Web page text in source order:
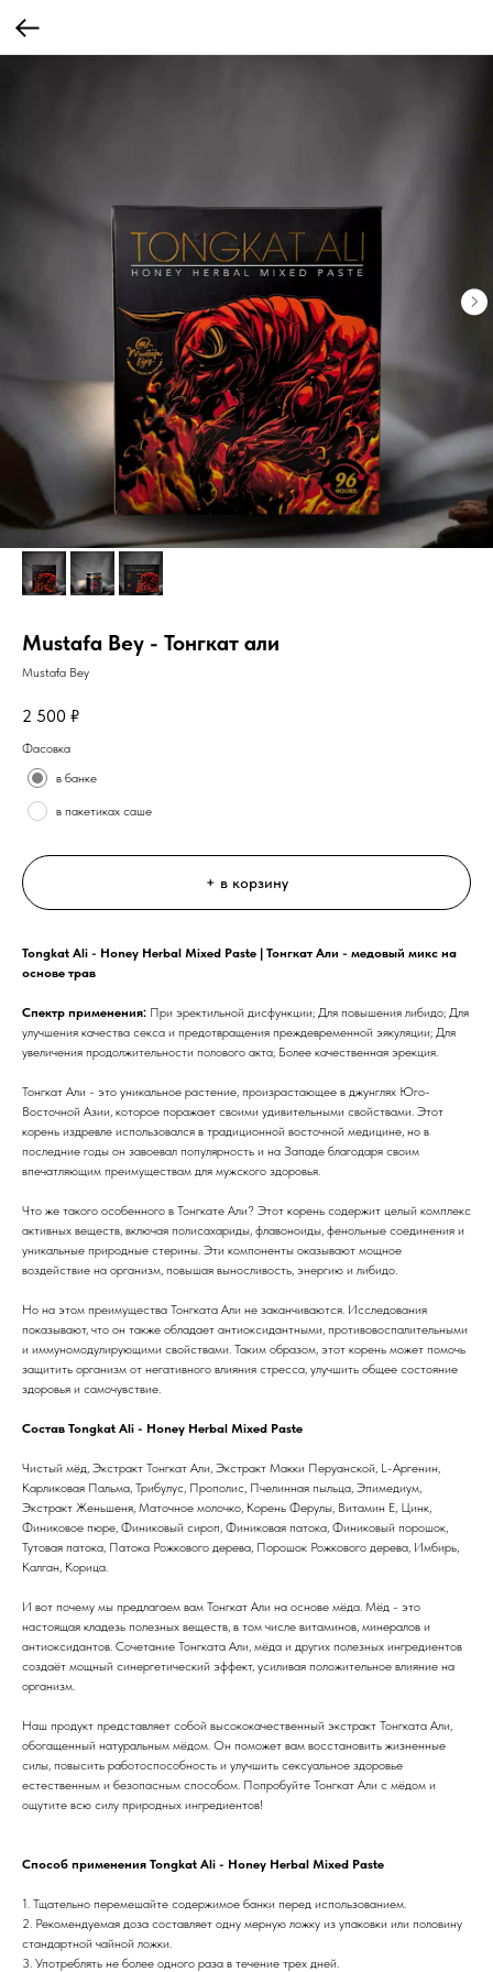
Mustafa Bey - Тонгкат али
Mustafa Bey
2 500 ₽
Фасовка
в банке
в пакетиках саше
+ в корзину
Tongkat Ali - Honey Herbal Mixed Paste | Тонгкат Али - медовый микс на
основе трав
Спектр применения: При эректильной дисфункции; Для повышения либидо; Для
улучшения качества секса и предотвращения преждевременной эякуляции; Для
увеличения продолжительности полового акта; Более качественная эрекция.
Тонгкат Али - это уникальное растение, произрастающее в джунглях Юго-
Восточной Азии, которое поражает своими удивительными свойствами. Этот
корень издревле использовался в традиционной восточной медицине, но в
последние годы он завоевал популярность и на Западе благодаря своим
впечатляющим преимуществам для мужского здоровья.
Что же такого особенного в Тонгкате Али? Этот корень содержит целый комплекс
активных веществ, включая полисахариды, флавоноиды, фенольные соединения и
уникальные природные стерины. Эти компоненты оказывают мощное
воздействие на организм, повышая выносливость, энергию и либидо.
Но на этом преимущества Тонгката Али не заканчиваются. Исследования
показывают, что он также обладает антиоксидантными, противовоспалительными
и иммуномодулирующими свойствами. Таким образом, этот корень может помочь
защитить организм от негативного влияния стресса, улучшить общее состояние
здоровья и самочувствие.
Состав Tongkat Ali - Honey Herbal Mixed Paste
Чистый мёд, Экстракт Тонгкат Али, Экстракт Макки Перуанской, L-Аргенин,
Карликовая Пальма, Трибулус, Прополис, Пчелинная пыльца, Эпимедиум,
Экстракт Женьшеня, Маточное молочко, Корень Ферулы, Витамин Е, Цинк,
Финиковое пюре, Финиковый сироп, Финиковая патока, Финиковый порошок,
Тутовая патока, Патока Рожкового дерева, Порошок Рожкового дерева, Имбирь,
Калган, Корица.
И вот почему мы предлагаем вам Тонгкат Али на основе мёда. Мёд - это
настоящая кладезь полезных веществ, в том числе витаминов, минералов и
антиоксидантов. Сочетание Тонгката Али, мёда и других полезных ингредиентов
создаёт мощный синергетический эффект, усиливая положительное влияние на
организм.
Наш продукт представляет собой высококачественный экстракт Тонгката Али,
обогащенный натуральным мёдом. Он поможет вам восстановить жизненные
силы, повысить работоспособность и улучшить сексуальное здоровье
естественным и безопасным способом. Попробуйте Тонгкат Али с мёдом и
ощутите всю силу природных ингредиентов!
Способ применения Tongkat Ali - Honey Herbal Mixed Paste
1. Тщательно перемешайте содержимое банки перед использованием.
2. Рекомендуемая доза составляет одну мерную ложку из упаковки или половину
стандартной чайной ложки.
3. Употреблять не более одного раза в течение трех дней.